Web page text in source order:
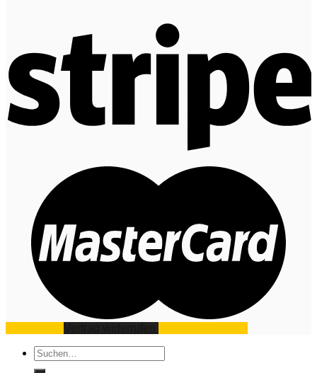
Suchen
nach: